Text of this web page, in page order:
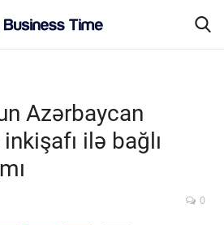
Azərbaycan
ilə bağlı
0